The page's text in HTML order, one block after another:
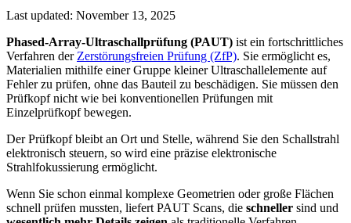
Last updated: November 13, 2025
Phased-Array-Ultraschallprüfung (PAUT) ist ein fortschrittliches
Verfahren der Zerstörungsfreien Prüfung (ZfP). Sie ermöglicht es,
Materialien mithilfe einer Gruppe kleiner Ultraschallelemente auf
Fehler zu prüfen, ohne das Bauteil zu beschädigen. Sie müssen den
Prüfkopf nicht wie bei konventionellen Prüfungen mit
Einzelprüfkopf bewegen.
Der Prüfkopf bleibt an Ort und Stelle, während Sie den Schallstrahl
elektronisch steuern, so wird eine präzise elektronische
Strahlfokussierung ermöglicht.
Wenn Sie schon einmal komplexe Geometrien oder große Flächen
schnell prüfen mussten, liefert PAUT Scans, die schneller sind und